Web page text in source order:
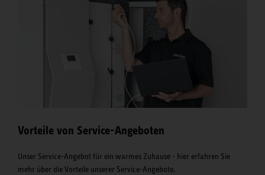
Vorteile von Service-Angeboten
Unser Service-Angebot für ein warmes Zuhause - hier erfahren Sie
mehr über die Vorteile unserer Service-Angebote.